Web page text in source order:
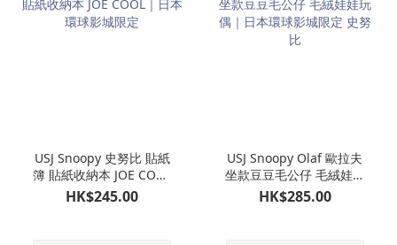
USJ Snoopy 史努比 貼紙
簿 貼紙收納本 JOE COOL
｜日本環球影城限定
HK$245.00
USJ Snoopy Olaf 歐拉夫
坐款豆豆毛公仔 毛絨娃娃
玩偶｜日本環球影城限定
史努比
HK$285.00